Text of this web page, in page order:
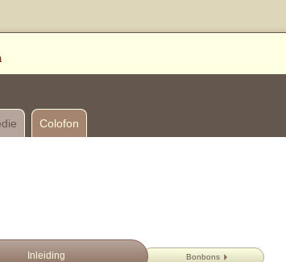
Colofon
Bonbons
Inleiding